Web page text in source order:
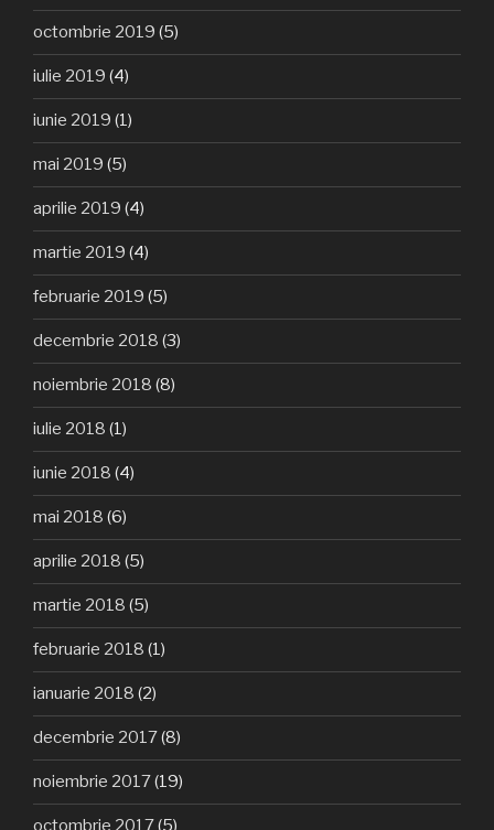
octombrie 2019 (5)
iulie 2019 (4)
iunie 2019 (1)
mai 2019 (5)
aprilie 2019 (4)
martie 2019 (4)
februarie 2019 (5)
decembrie 2018 (3)
noiembrie 2018 (8)
iulie 2018 (1)
iunie 2018 (4)
mai 2018 (6)
aprilie 2018 (5)
martie 2018 (5)
februarie 2018 (1)
ianuarie 2018 (2)
decembrie 2017(8)
noiembrie 2017(19)